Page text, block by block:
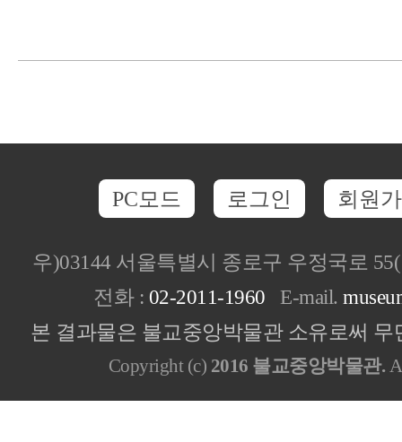
PC모드 로그인 회원
우)03144 서울특별시 종로구 우정국로
전화 : 02-2011-1960 E-mail.
본 결과물은 불교중앙박물관 소유로써
Copyright (c) 2016 불교중앙박물관.